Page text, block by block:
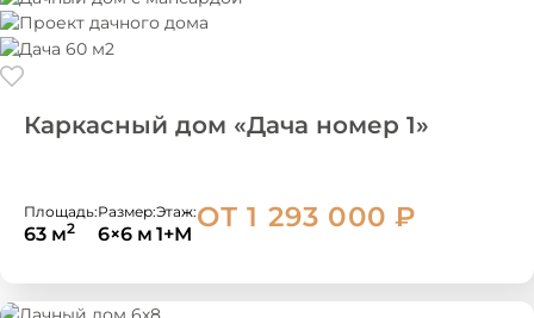
Каркасный дом «Дача номер 1»
Площадь:
63 м2
Размер:
6×6 м
Этаж:
1+М
ОТ 1 293 000 ₽